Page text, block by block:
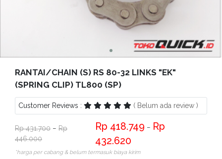
RANTAI/CHAIN (S) RS 80-32 LINKS "EK"
(SPRING CLIP) TL800 (SP)
Customer Reviews : ( Belum ada review )
431.700 −
446.000
418.749 −
432.620
*harga per cabang & belum termasuk biaya kirim